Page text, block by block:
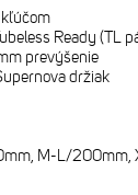
Ready (TL
prevýšenie
držiak
M-L/